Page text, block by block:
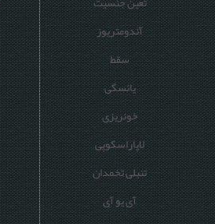
آندومتریوز
سقط
یائسگی
خونریزی
لاپاراسکوپی
تنبلی تخمدان
آی یو آی